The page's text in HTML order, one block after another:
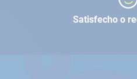
Satisfecho o